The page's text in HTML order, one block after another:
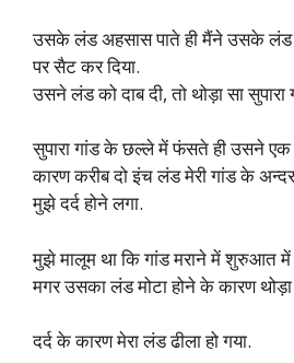
उसके लंड अहसास पाते ही मैंने उसके
पर सैट कर दिया.
उसने लंड को दाब दी, तो थोड़ा सा
सुपारा गांड के छल्ले में फंसते ही उसने एक
कारण करीब दो इंच लंड मेरी गांड के
मुझे दर्द होने लगा.
मुझे मालूम था कि गांड मराने में शुरुआत में
मगर उसका लंड मोटा होने के कारण थोड़ा
दर्द के कारण मेरा लंड ढीला हो गया.